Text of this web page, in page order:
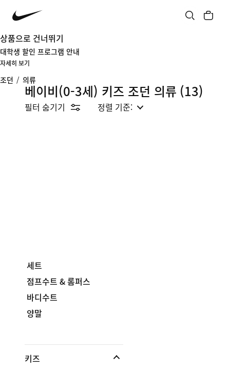
상품으로 건너뛰기
대학생 할인 프로그램 안내
자세히 보기
조던 / 의류
베이비(0-3세) 키즈 조던 의류 (13)
필터 숨기기 정렬 기준:
세트
점프수트 & 롬퍼스
바디수트
양말
키즈